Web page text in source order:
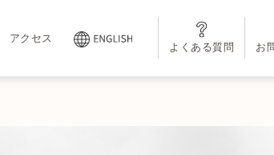
アクセス
よくある質問 お